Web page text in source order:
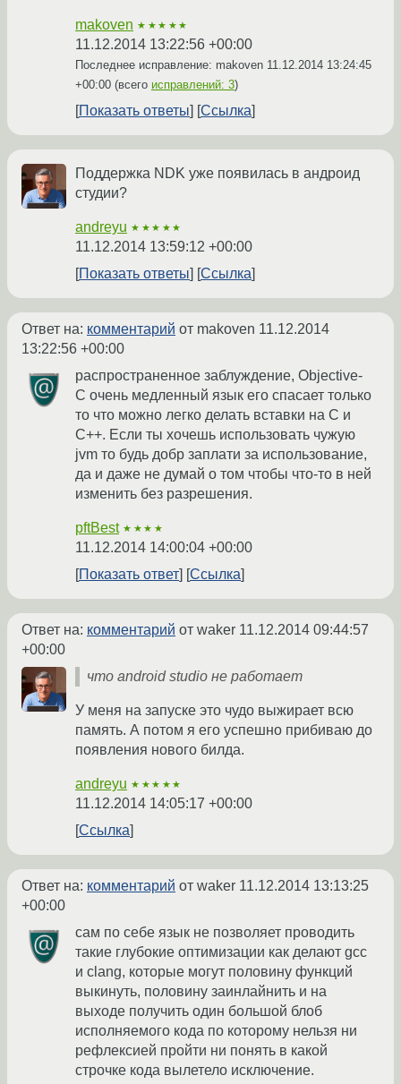
makoven ★★★★★
11.12.2014 13:22:56 +00:00
Последнее исправление: makoven 11.12.2014 13:24:45
+00:00 (всего исправлений: 3)
Показать ответы Ссылка
Поддержка NDK уже появилась в андроид
студии?
andreyu ★★★★★
11.12.2014 13:59:12 +00:00
Показать ответы
Ссылка
Ответ на: комментарий от makoven 11.12.2014
13:22:56 +00:00
распространенное заблуждение, Objective-
C очень медленный язык его спасает только
то что можно легко делать вставки на C и
C++. Если ты хочешь использовать чужую
jvm то будь добр заплати за использование,
да и даже не думай о том чтобы что-то в ней
изменить без разрешения.
pftBest ★★★★
11.12.2014 14:00:04 +00:00
Показать ответ
Ссылка
Ответ на: комментарий от waker 11.12.2014 09:44:57
+00:00
что android studio не работает
У меня на запуске это чудо выжирает всю
память. А потом я его успешно прибиваю до
появления нового билда.
andreyu ★★★★★
11.12.2014 14:05:17 +00:00
Ссылка
Ответ на: комментарий от waker 11.12.2014 13:13:25
+00:00
сам по себе язык не позволяет проводить
такие глубокие оптимизации как делают gcc
и clang, которые могут половину функций
выкинуть, половину заинлайнить и на
выходе получить один большой блоб
исполняемого кода по которому нельзя ни
рефлексией пройти ни понять в какой
строчке кода вылетело исключение.